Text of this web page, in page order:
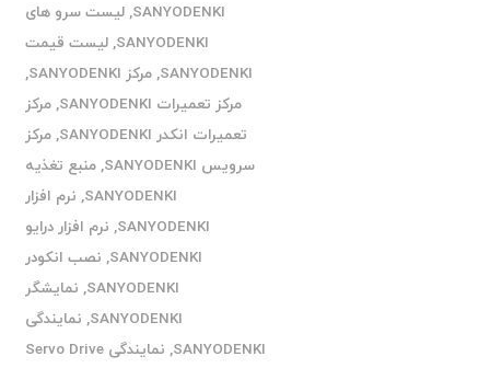
SANYODENKI
,لیست سرو های
SANYODENKI
,لیست قیمت
SANYODENKI
,مرکز SANYODENKI
,
مرکز تعمیرات SANYODENKI
,مرکز
تعمیرات انکدر SANYODENKI
,مرکز
سرویس SANYODENKI
,منبع تغذیه
SANYODENKI
, نرم افزار
SANYODENKI
, نرم افزار درایو
SANYODENKI
, نصب انکودر
SANYODENKI
, نمایشگر
SANYODENKI
, نمایندگی
SANYODENKI
,
نمایندگی Servo Drive